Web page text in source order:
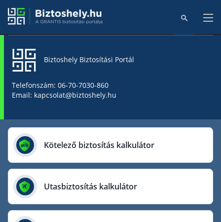
Biztosítók
AIG Biztosító
Allianz Biztosító
Cig Pannónia Biztosító
Biztoshely Biztosítási Portál
Telefonszám: 06-70-7030-860
Email: kapcsolat@biztoshely.hu
Kötelező biztosítás kalkulátor
Utasbiztosítás kalkulátor